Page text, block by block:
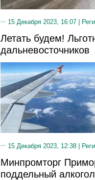
15 Декабря 2023, 16:07 |
Летать будем!
дальневосточников
15 Декабря 2023, 12:38 |
Минпромторг
поддельный